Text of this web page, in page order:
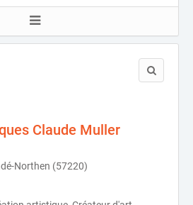
Claude Muller
Northen (57220)